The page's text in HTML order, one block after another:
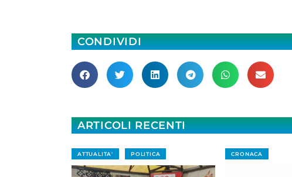
CONDIVIDI
ARTICOLI RECENTI
ATTUALITA' POLITICA CRONACA